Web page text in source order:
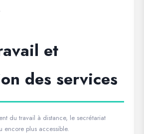
et
des services
du travail à distance, le secrétariat
encore plus accessible.